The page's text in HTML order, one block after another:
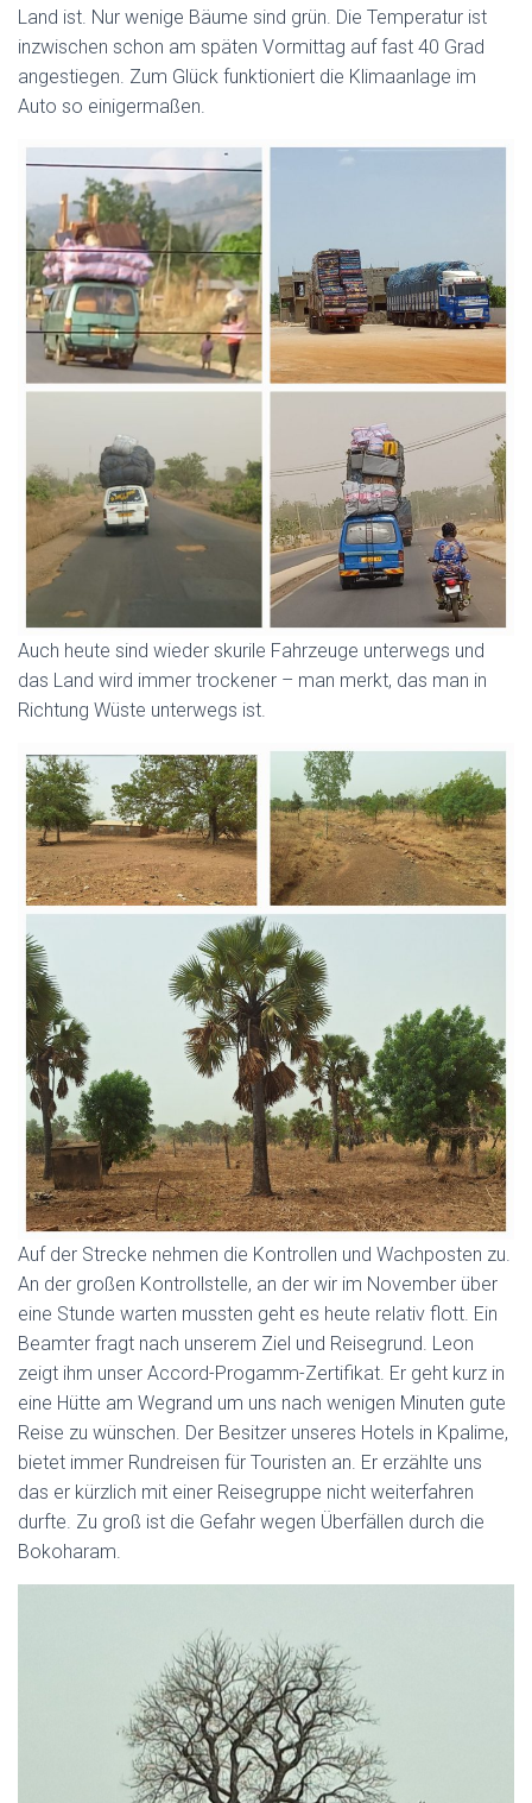
Land ist. Nur wenige Bäume sind grün. Die Temperatur ist
inzwischen schon am späten Vormittag auf fast 40 Grad
angestiegen. Zum Glück funktioniert die Klimaanlage im
Auto so einigermaßen.
Auch heute sind wieder skurile Fahrzeuge unterwegs und
das Land wird immer trockener – man merkt, das man in
Richtung Wüste unterwegs ist.
Auf der Strecke nehmen die Kontrollen und Wachposten zu.
An der großen Kontrollstelle, an der wir im November über
eine Stunde warten mussten geht es heute relativ flott. Ein
Beamter fragt nach unserem Ziel und Reisegrund. Leon
zeigt ihm unser Accord-Progamm-Zertifikat. Er geht kurz in
eine Hütte am Wegrand um uns nach wenigen Minuten gute
Reise zu wünschen. Der Besitzer unseres Hotels in Kpalime,
bietet immer Rundreisen für Touristen an. Er erzählte uns
das er kürzlich mit einer Reisegruppe nicht weiterfahren
durfte. Zu groß ist die Gefahr wegen Überfällen durch die
Bokoharam.